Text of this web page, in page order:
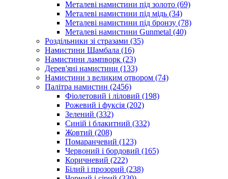
Металеві намистини під золото (69)
Металеві намистини під мідь (34)
Металеві намистини під бронзу (78)
Металеві намистини Gunmetal (40)
Роздільники зі стразами (35)
Намистини Шамбала (16)
Намистини лампворк (23)
Дерев'яні намистини (133)
Намистини з великим отвором (74)
Палітра намистин (2456)
Фіолетовий і ліловий (198)
Рожевий і фуксія (202)
Зелений (332)
Синій і блакитний (332)
Жовтий (208)
Помаранчевий (123)
Червоний і бордовий (165)
Коричневий (222)
Білий і прозорий (238)